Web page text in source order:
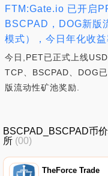
FTM:Gate.io 已开启
BSCPAD，DOG新版
模式），今日年化收
今日,PET已正式上线
TCP、BSCPAD、DOG
版流动性矿池奖励.
BSCPAD_BSCPAD币
所 (00)
TheForce Trade